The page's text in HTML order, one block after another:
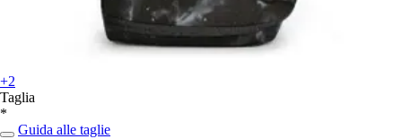
+2
Taglia
*
Guida alle taglie